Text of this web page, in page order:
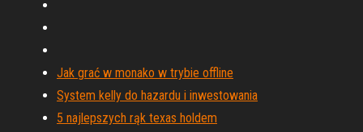
Jak grać w monako w trybie offline
System kelly do hazardu i inwestowania
5 najlepszych rąk texas holdem